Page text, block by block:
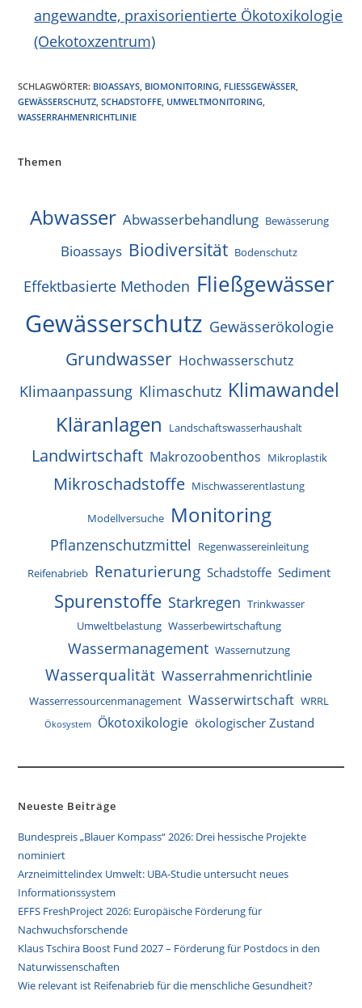
angewandte, praxisorientierte Ökotoxikologie
(Oekotoxzentrum)
SCHLAGWÖRTER: BIOASSAYS BIOMONITORING FLIESSGEWÄSSER
GEWÄSSERSCHUTZ SCHADSTOFFE UMWELTMONITORING
WASSERRAHMENRICHTLINIE
Themen
Abwasser Abwasserbehandlung Bewässerung
Bioassays Biodiversität Bodenschutz
Effektbasierte Methoden Fließgewässer
Gewässerschutz Gewässerökologie
Grundwasser Hochwasserschutz
Klimaanpassung Klimaschutz Klimawandel
Kläranlagen Landschaftswasserhaushalt
Landwirtschaft Makrozoobenthos Mikroplastik
Mikroschadstoffe Mischwasserentlastung
Modellversuche Monitoring
Pflanzenschutzmittel
Regenwassereinleitung
Reifenabrieb Renaturierung Schadstoffe Sediment
Spurenstoffe Starkregen Trinkwasser
Umweltbelastung Wasserbewirtschaftung
Wassermanagement Wassernutzung
Wasserqualität Wasserrahmenrichtlinie
Wasserressourcenmanagement Wasserwirtschaft WRRL
Ökosystem Ökotoxikologie ökologischer Zustand
Neueste Beiträge
Bundespreis „Blauer Kompass“ 2026: Drei hessische Projekte
nominiert
Arzneimittelindex Umwelt: UBA-Studie untersucht neues
Informationssystem
EFFS FreshProject 2026: Europäische Förderung für
Nachwuchsforschende
Klaus Tschira Boost Fund 2027 – Förderung für Postdocs in den
Naturwissenschaften
Wie relevant ist Reifenabrieb für die menschliche Gesundheit?